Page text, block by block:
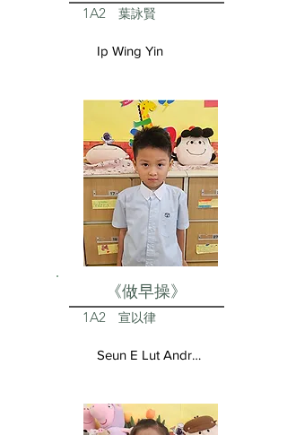
1A2 葉詠賢
Ip Wing Yin
《做早操》
1A2 宣以律
Seun E Lut Andrea